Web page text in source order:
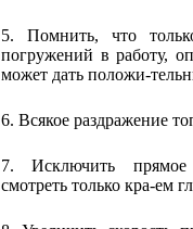
5. Помнить, что
погружений в работу,
может дать положи-
6. Всякое раздражение
7. Исключить прямое
смотреть только кра-ем